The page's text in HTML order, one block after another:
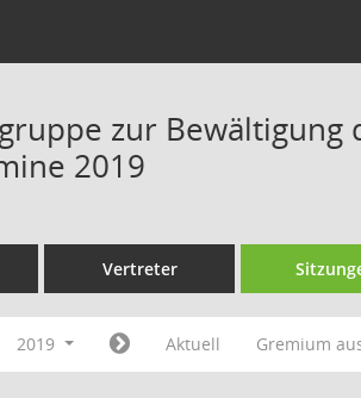
zur Bewältigung
2019
Vertreter
2019 Aktuell Gremium